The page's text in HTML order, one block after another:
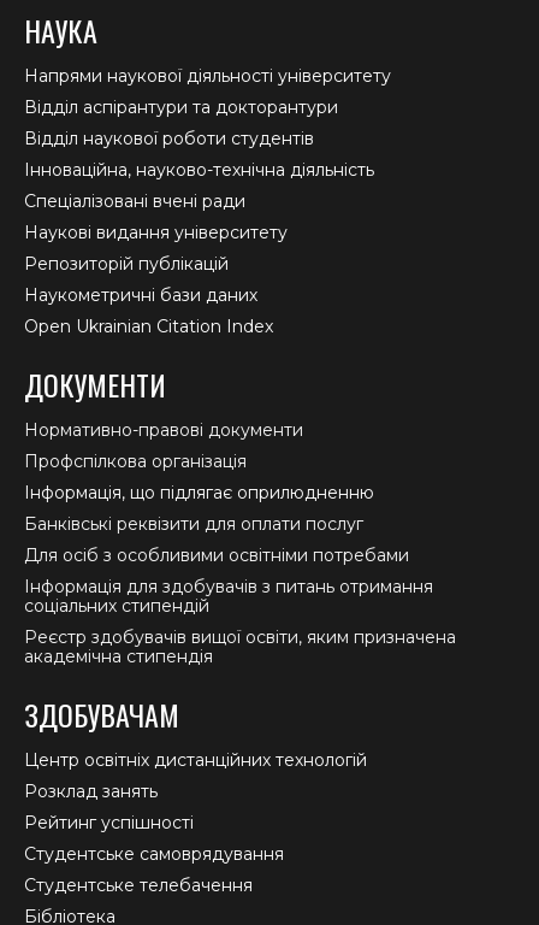
НАУКА
Напрями наукової діяльності університету
Відділ аспірантури та докторантури
Відділ наукової роботи студентів
Інноваційна, науково-технічна діяльність
Спеціалізовані вчені ради
Наукові видання університету
Репозиторій публікацій
Наукометричні бази даних
Open Ukrainian Citation Index
ДОКУМЕНТИ
Нормативно-правові документи
Профспілкова організація
Інформація, що підлягає оприлюдненню
Банківські реквізити для оплати послуг
Для осіб з особливими освітніми потребами
Інформація для здобувачів з питань отримання
соціальних стипендій
Реєстр здобувачів вищої освіти, яким призначена
академічна стипендія
ЗДОБУВАЧАМ
Центр освітніх дистанційних технологій
Розклад занять
Рейтинг успішності
Студентське самоврядування
Студентське телебачення
Бібліотека